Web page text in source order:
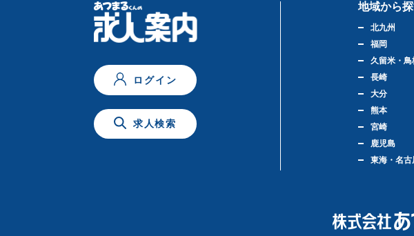
ログイン
求人検索
地域から
北九州
福岡
久留米・鳥
長崎
大分
熊本
宮崎
鹿児島
東海・名古